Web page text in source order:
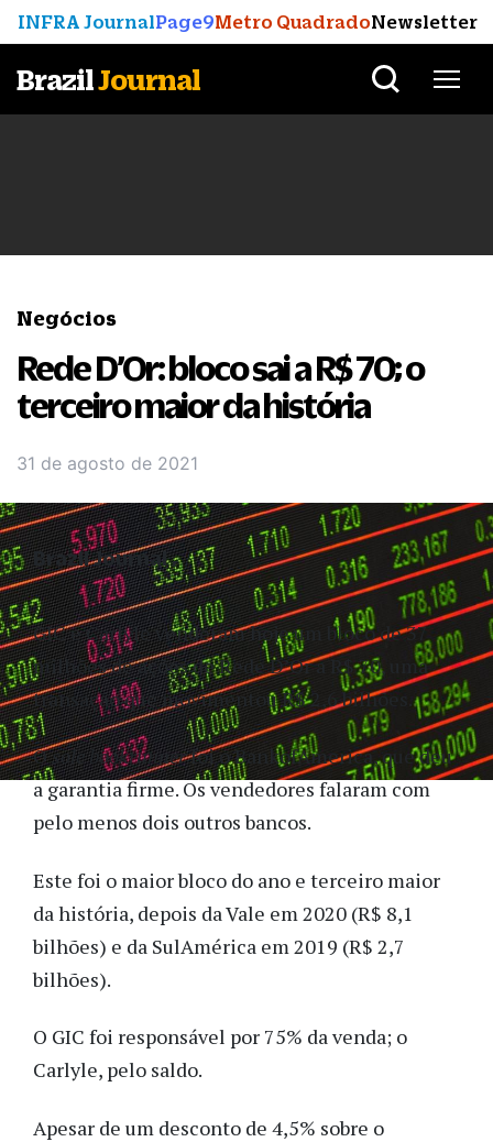
INFRA JournalPage9Metro QuadradoNewsletter
BrazilJournal
Negócios
Rede D’Or: bloco sai a R$ 70; o
terceiro maior da história
31 de agosto de 2021
GIC e Carlyle venderam hoje um bloco de 37
milhões de ações de Rede D’Or a R$ 70, uma
transação que movimentou R$ 2,6 bilhões.
Osole bookrunnerfoi o BankofAmerica, que deu
a garantia firme. Os vendedores falaram com
pelo menos dois outros bancos.
Este foi o maior bloco do ano e terceiro maior
da história, depois da Vale em 2020 (R$ 8,1
bilhões) e da SulAmérica em 2019 (R$ 2,7
bilhões).
O GIC foi responsável por 75% da venda; o
Carlyle, pelo saldo.
Apesar de um desconto de 4,5% sobre o
Brazil Journal